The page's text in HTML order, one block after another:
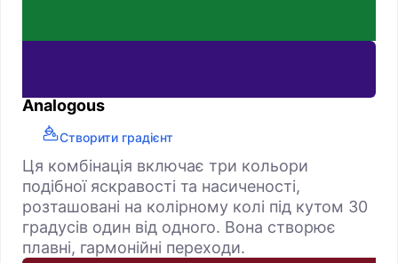
Analogous
Створити градієнт
Ця комбінація включає три кольори
подібної яскравості та насиченості,
розташовані на колірному колі під кутом 30
градусів один від одного. Вона створює
плавні, гармонійні переходи.